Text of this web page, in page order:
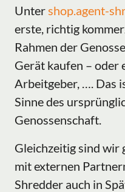
Untershop.agent-
erste, richtig
Rahmen der
Gerät kaufen – oder
Arbeitgeber, …. Das
Sinne des
Genossenschaft.
Gleichzeitig sind wir
mit externen
Shredder auch in